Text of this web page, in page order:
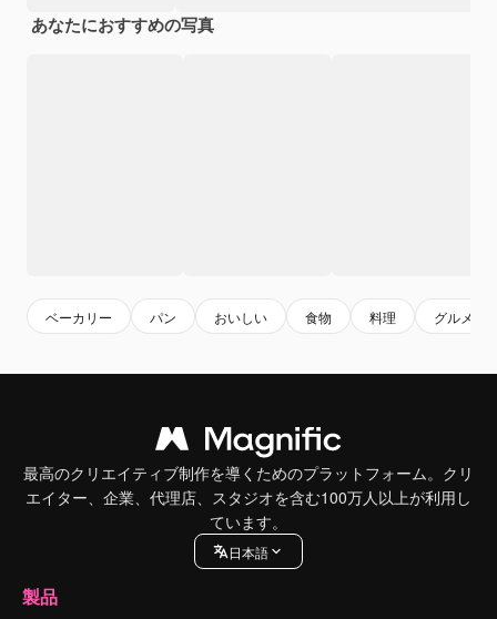
あなたにおすすめの写真
ベーカリー パン おいしい 食物 料理 グルメ
最高のクリエイティブ制作を導くためのプラットフォーム。クリ
エイター、企業、代理店、スタジオを含む100万人以上が利用し
ています。
日本語
製品